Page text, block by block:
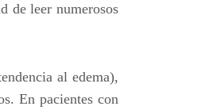
de leer numerosos
al edema),
En pacientes con